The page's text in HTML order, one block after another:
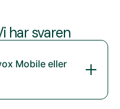
har svaren
Mobile eller